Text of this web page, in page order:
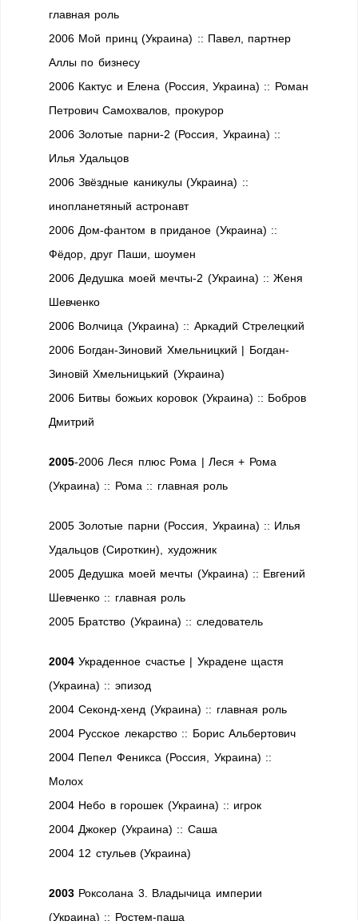
главная роль
2006 Мой принц (Украина) :: Павел, партнер
Аллы по бизнесу
2006 Кактус и Елена (Россия, Украина) :: Роман
Петрович Самохвалов, прокурор
2006 Золотые парни-2 (Россия, Украина) ::
Илья Удальцов
2006 Звёздные каникулы (Украина) ::
инопланетяный астронавт
2006 Дом-фантом в приданое (Украина) ::
Фёдор, друг Паши, шоумен
2006 Дедушка моей мечты-2 (Украина) :: Женя
Шевченко
2006 Волчица (Украина) :: Аркадий Стрелецкий
2006 Богдан-Зиновий Хмельницкий | Богдан-
Зиновій Хмельницький (Украина)
2006 Битвы божьих коровок (Украина) :: Бобров
Дмитрий
2005-2006 Леся плюс Рома | Леся + Рома
(Украина) :: Рома :: главная роль
2005 Золотые парни (Россия, Украина) :: Илья
Удальцов (Сироткин), художник
2005 Дедушка моей мечты (Украина) :: Евгений
Шевченко :: главная роль
2005 Братство (Украина) :: следователь
2004 Украденное счастье | Украдене щастя
(Украина) :: эпизод
2004 Секонд-хенд (Украина) :: главная роль
2004 Русское лекарство :: Борис Альбертович
2004 Пепел Феникса (Россия, Украина) ::
Молох
2004 Небо в горошек (Украина) :: игрок
2004 Джокер (Украина) :: Саша
2004 12 стульев (Украина)
2003 Роксолана 3. Владычица империи
(Украина) :: Ростем-паша